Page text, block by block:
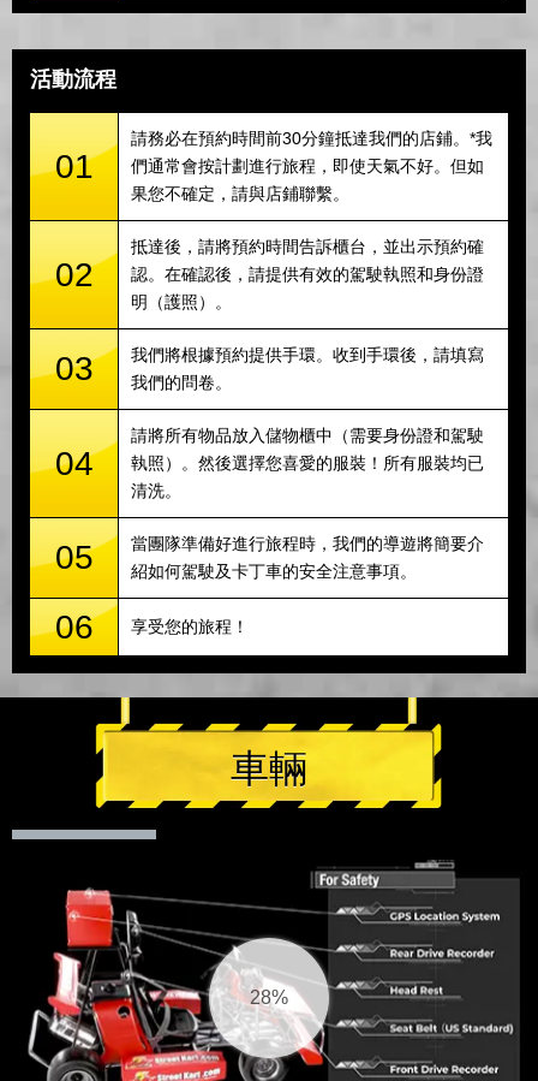
活動流程
01
請務必在預約時間前30分鐘抵達我們的店鋪。*我
們通常會按計劃進行旅程，即使天氣不好。但如
果您不確定，請與店鋪聯繫。
02
抵達後，請將預約時間告訴櫃台，並出示預約確
認。在確認後，請提供有效的駕駛執照和身份證
明（護照）。
03
我們將根據預約提供手環。收到手環後，請填寫
我們的問卷。
04
請將所有物品放入儲物櫃中（需要身份證和駕駛
執照）。然後選擇您喜愛的服裝！所有服裝均已
清洗。
05
當團隊準備好進行旅程時，我們的導遊將簡要介
紹如何駕駛及卡丁車的安全注意事項。
06 享受您的旅程！
車輛
29%